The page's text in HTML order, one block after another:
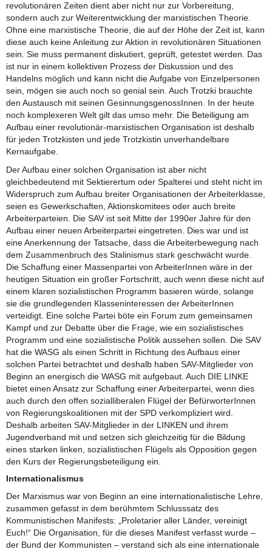
revolutionären Zeiten dient aber nicht nur zur Vorbereitung,
sondern auch zur Weiterentwicklung der marxistischen Theorie.
Ohne eine marxistische Theorie, die auf der Höhe der Zeit ist, kann
diese auch keine Anleitung zur Aktion in revolutionären Situationen
sein. Sie muss permanent diskutiert, geprüft, getestet werden. Das
ist nur in einem kollektiven Prozess der Diskussion und des
Handelns möglich und kann nicht die Aufgabe von Einzelpersonen
sein, mögen sie auch noch so genial sein. Auch Trotzki brauchte
den Austausch mit seinen GesinnungsgenossInnen. In der heute
noch komplexeren Welt gilt das umso mehr. Die Beteiligung am
Aufbau einer revolutionär-marxistischen Organisation ist deshalb
für jeden Trotzkisten und jede Trotzkistin unverhandelbare
Kernaufgabe.
Der Aufbau einer solchen Organisation ist aber nicht
gleichbedeutend mit Sektierertum oder Spalterei und steht nicht im
Widerspruch zum Aufbau breiter Organisationen der Arbeiterklasse,
seien es Gewerkschaften, Aktionskomitees oder auch breite
Arbeiterparteien. Die SAV ist seit Mitte der 1990er Jahre für den
Aufbau einer neuen Arbeiterpartei eingetreten. Dies war und ist
eine Anerkennung der Tatsache, dass die Arbeiterbewegung nach
dem Zusammenbruch des Stalinismus stark geschwächt wurde.
Die Schaffung einer Massenpartei von ArbeiterInnen wäre in der
heutigen Situation ein großer Fortschritt, auch wenn diese nicht auf
einem klaren sozialistischen Programm basieren würde, solange
sie die grundlegenden Klasseninteressen der ArbeiterInnen
verteidigt. Eine solche Partei böte ein Forum zum gemeinsamen
Kampf und zur Debatte über die Frage, wie ein sozialistisches
Programm und eine sozialistische Politik aussehen sollen. Die SAV
hat die WASG als einen Schritt in Richtung des Aufbaus einer
solchen Partei betrachtet und deshalb haben SAV-Mitglieder von
Beginn an energisch die WASG mit aufgebaut. Auch DIE LINKE
bietet einen Ansatz zur Schaffung einer Arbeiterpartei, wenn dies
auch durch den offen sozialliberalen Flügel der BefürworterInnen
von Regierungskoalitionen mit der SPD verkompliziert wird.
Deshalb arbeiten SAV-Mitglieder in der LINKEN und ihrem
Jugendverband mit und setzen sich gleichzeitig für die Bildung
eines starken linken, sozialistischen Flügels als Opposition gegen
den Kurs der Regierungsbeteiligung ein.
Internationalismus
Der Marxismus war von Beginn an eine internationalistische Lehre,
zusammen gefasst in dem berühmtem Schlusssatz des
Kommunistischen Manifests: „Proletarier aller Länder, vereinigt
Euch!“ Die Organisation, für die dieses Manifest verfasst wurde –
der Bund der Kommunisten – verstand sich als eine internationale